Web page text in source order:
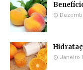
Janeiro